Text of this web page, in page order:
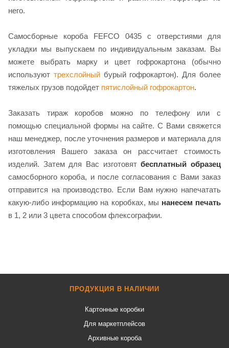
него.
Самосборные короба FEFCO 0435 с отверстиями для
укладки мы выпускаем по индивидуальным заказам. Вы
можете выбрать марку и цвет гофрокартона (обычно
используют трехслойныйбурый гофрокартон). Для более
тяжелых грузов подойдет пятислойный гофрокартон.
Заказать тираж коробов можно по телефону или с
помощью специальной формы на сайте. С Вами свяжется
наш менеджер, после уточнения размеров и материала для
изготовления Вашего заказа он рассчитает стоимость
изделий. Затем для Вас изготовятбесплатный образец
самосборного короба, и после согласования с Вами заказ
отправится на производство. Если Вам нужно напечатать
какую-либо информацию на коробках, мы нанесем печать
в 1, 2 или 3 цвета способом флексографии.
ПРОДУКЦИЯ В НАЛИЧИИ
Картонные коробки
Для маркетплейсов
Архивные короба